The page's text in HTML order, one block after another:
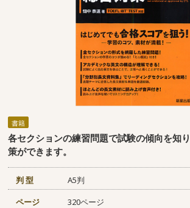
書籍
各セクションの練習問題で試験の傾向を知
策ができます。
判 型
A5判
ページ
320ページ